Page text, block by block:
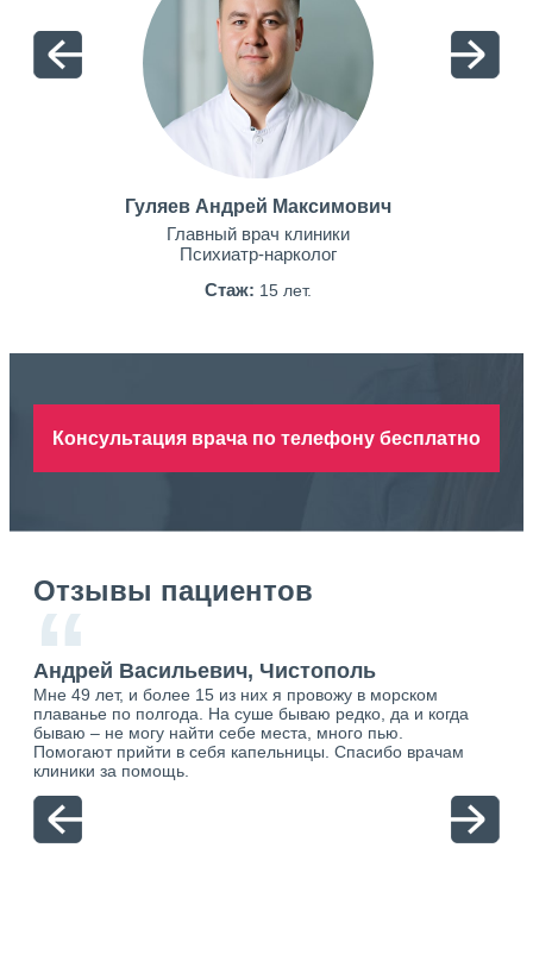
Гуляев Андрей Максимович
Главный врач клиники
Психиатр-нарколог
Стаж: 15 лет.
Консультация врача по телефону бесплатно
Отзывы пациентов
“
Андрей Васильевич, Чистополь
Мне 49 лет, и более 15 из них я провожу в морском
плаванье по полгода. На суше бываю редко, да и когда
бываю – не могу найти себе места, много пью.
Помогают прийти в себя капельницы. Спасибо врачам
клиники за помощь.